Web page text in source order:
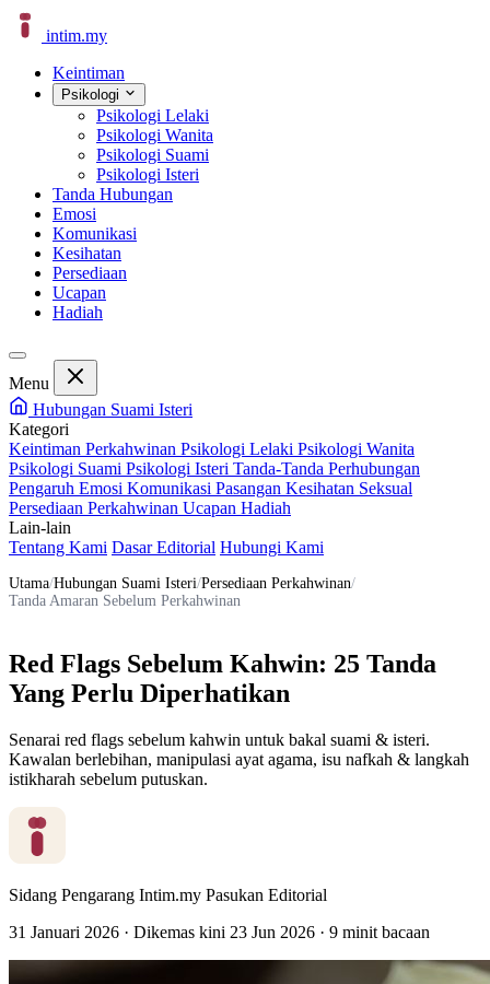
intim.my
Keintiman
Psikologi
Psikologi Lelaki
Psikologi Wanita
Psikologi Suami
Psikologi Isteri
Tanda Hubungan
Emosi
Komunikasi
Kesihatan
Persediaan
Ucapan
Hadiah
Menu
Hubungan Suami Isteri
Kategori
Keintiman Perkahwinan Psikologi Lelaki Psikologi Wanita
Psikologi Suami Psikologi Isteri Tanda-Tanda Perhubungan
Pengaruh Emosi Komunikasi Pasangan Kesihatan Seksual
Persediaan Perkahwinan Ucapan Hadiah
Lain-lain
Tentang Kami Dasar Editorial Hubungi Kami
Utama/Hubungan Suami Isteri/Persediaan Perkahwinan/
Tanda Amaran Sebelum Perkahwinan
Red Flags Sebelum Kahwin: 25 Tanda
Yang Perlu Diperhatikan
Senarai red flags sebelum kahwin untuk bakal suami & isteri.
Kawalan berlebihan, manipulasi ayat agama, isu nafkah & langkah
istikharah sebelum putuskan.
Sidang Pengarang Intim.my Pasukan Editorial
31 Januari 2026 · Dikemas kini 23 Jun 2026 · 9 minit bacaan